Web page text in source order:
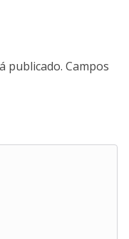
publicado. Campos